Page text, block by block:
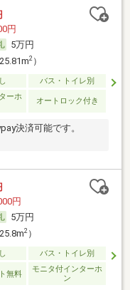
円
5万円
2）
バス・トイレ別
ーホ
オートロック付き
決済可能です。
円
5万円
2）
バス・トイレ別
無料
モニタ付インターホ
ン